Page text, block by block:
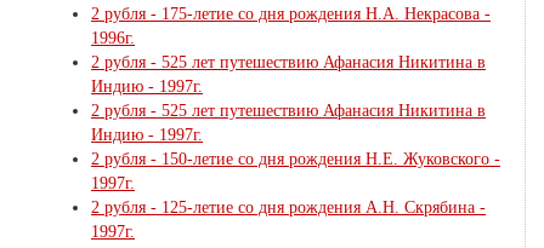
2 рубля - 175-летие со дня рождения Н.А. Некрасова -
1996г.
2 рубля - 525 лет путешествию Афанасия Никитина в
Индию - 1997г.
2 рубля - 525 лет путешествию Афанасия Никитина в
Индию - 1997г.
2 рубля - 150-летие со дня рождения Н.Е. Жуковского -
1997г.
2 рубля - 125-летие со дня рождения А.Н. Скрябина -
1997г.